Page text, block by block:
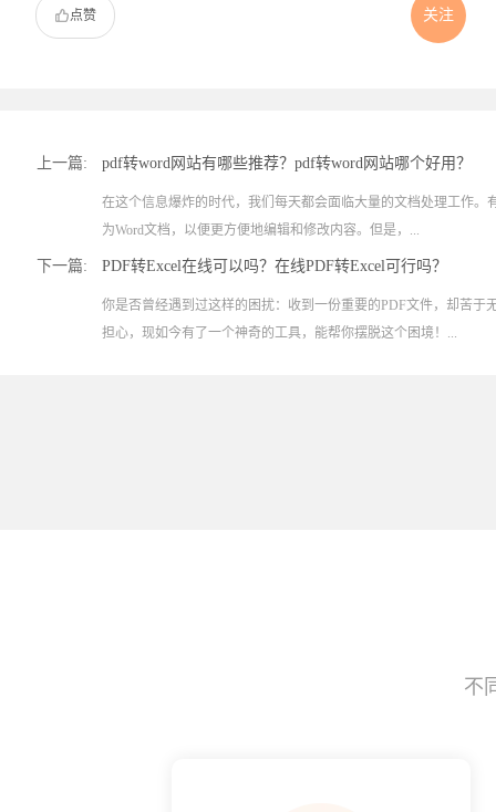
点赞 关注
上一篇: pdf转word网站有哪些推荐？pdf转word网站哪个好用？
在这个信息爆炸的时代，我们每天都会面临大量的文档处理工作。
为Word文档，以便更方便地编辑和修改内容。但是，...
下一篇: PDF转Excel在线可以吗？在线PDF转Excel可行吗？
你是否曾经遇到过这样的困扰：收到一份重要的PDF文件，却苦于
担心，现如今有了一个神奇的工具，能帮你摆脱这个困境！...
不